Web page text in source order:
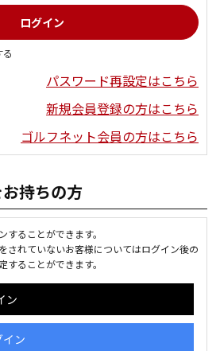
パスワード再設定はこちら
新規会員登録の方はこちら
ゴルフネット会員の方はこちら
持ちの方
することができます。
されていないお客様についてはログイン後の
することができます。
ン
ン